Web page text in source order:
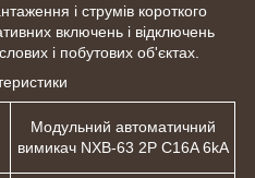
і струмів короткого
включень і відключень
і побутових об'єктах.
Модульний автоматичний
вимикач NXB-63 2P C16A 6kA